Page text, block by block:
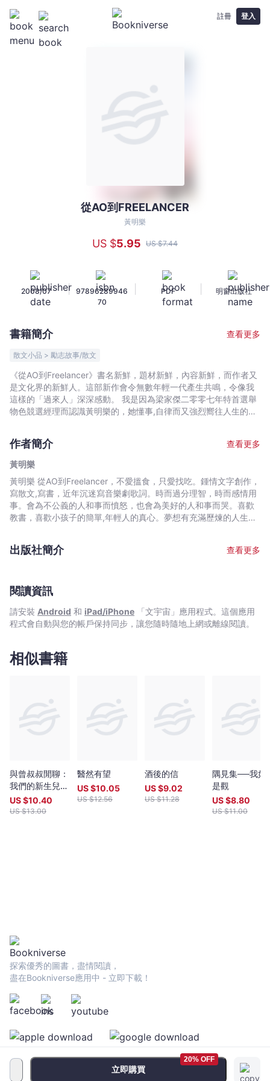
註冊 登入
文
宇
｜
Bookniverse
從AO到FREELANCER
黃明樂
US $5.95 US $7.44
2008/07 |
97896289946
70
PDF 明窗出版社
書籍簡介 查看更多
散文小品 > 勵志故事/散文
《從AO到Freelancer》書名新鮮，題材新鮮，內容新鮮，而作者又
是文化界的新鮮人。這部新作會令無數年輕一代產生共鳴，令像我
這樣的「過來人」深深感動。 我是因為梁家傑二零零七年特首選舉
物色競選經理而認識黃明樂的，她懂事,自律而又強烈嚮往人生的率
了兩面的利弊苦樂得失，令人像交了一個活潑而可靠的好朋友。我
鄭重向讀者推介此書。
作者簡介
查看更多
黃明樂
黃明樂 從AO到Freelancer，不愛搵食，只愛找吃。鍾情文字創作，
寫散文,寫書，近年沉迷寫音樂劇歌詞。時而過分理智，時而感情用
事。會為不公義的人和事而憤怒，也會為美好的人和事而哭。喜歡
教書，喜歡小孩子的簡單,年輕人的真心。夢想有充滿歷煉的人生。
出版社簡介 查看更多
閱讀資訊
請安裝 Android 和 iPad/iPhone 「文宇宙」應用程式。這個應用
程式會自動與您的帳戶保持同步，讓您隨時隨地上網或離線閱讀。
相似書籍
與曾叔叔閒聊：
我們的新生兒科
教授
US $10.40
US $13.00
醫然有望
US $10.05
US $12.56
酒後的信
US $9.02
US $11.28
隅見集──我如
是觀
US $8.80
US $11.00
立即購買
20% OFF
探索優秀的圖書，盡情閱讀，
盡在Bookniverse應用中 - 立即下載！